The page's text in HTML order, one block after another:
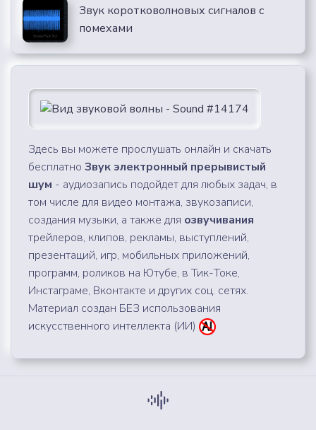
Звук коротковолновых сигналов с
помехами
Здесь вы можете прослушать онлайн и скачать
бесплатно Звук электронный прерывистый
шум - аудиозапись подойдет для любых задач, в
том числе для видео монтажа, звукозаписи,
создания музыки, а также для озвучивания
трейлеров, клипов, рекламы, выступлений,
презентаций, игр, мобильных приложений,
программ, роликов на Ютубе, в Тик-Токе,
Инстаграме, Вконтакте и других соц. сетях.
Материал создан БЕЗ использования
искусственного интеллекта (ИИ)